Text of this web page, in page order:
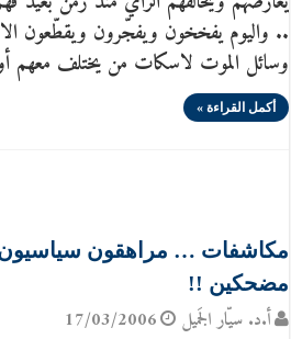
.. واليوم يفخخون ويفجّرون ويقطّعون
وسائل الموت لاسكات من يختلف معهم
أكمل القراءة »
مكاشفات … مراهقون سياسيون
مضحكين !!
أ.د. سيّار الجَميل 17/03/2006